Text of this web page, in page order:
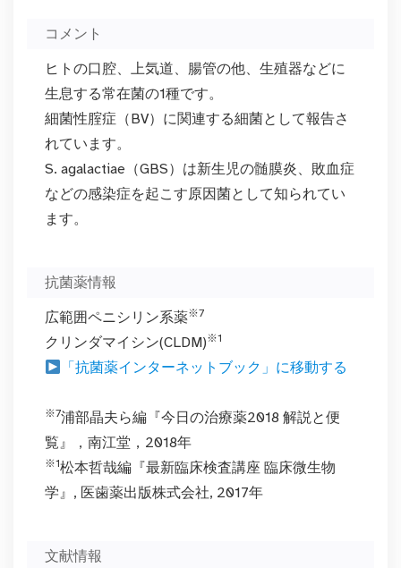
コメント
ヒトの口腔、上気道、腸管の他、生殖器などに
生息する常在菌の1種です。
細菌性腟症（BV）に関連する細菌として報告さ
れています。
S. agalactiae（GBS）は新生児の髄膜炎、敗血症
などの感染症を起こす原因菌として知られてい
ます。
抗菌薬情報
広範囲ペニシリン系薬※7
クリンダマイシン(CLDM)※1
「抗菌薬インターネットブック」に移動する
※7浦部晶夫ら編『今日の治療薬2018 解説と便
覧』，南江堂，2018年
※1松本哲哉編『最新臨床検査講座 臨床微生物
学』, 医歯薬出版株式会社, 2017年
文献情報